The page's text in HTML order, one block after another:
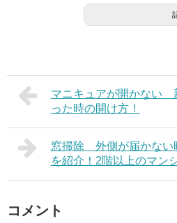
マニキュアが開かない
った時の開け方！
窓掃除 外側が届かない
を紹介！2階以上のマン
コメント